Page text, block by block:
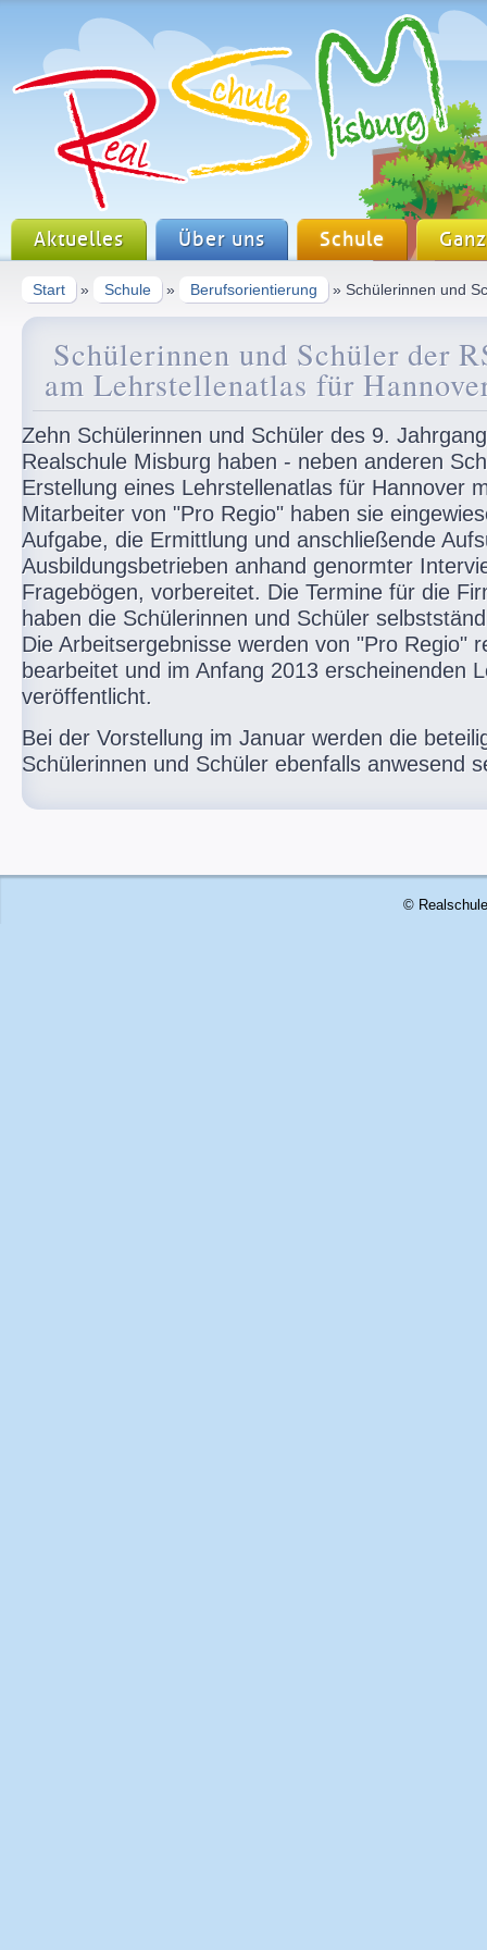
Aktuelles Über uns Schule
Start » Schule » Berufsorientierung » Schülerinnen und
Schülerinnen und Schüler der
am Lehrstellenatlas für
Zehn Schülerinnen und Schüler des 9.
Realschule Misburg haben - neben anderen
Erstellung eines Lehrstellenatlas für Hannover
Mitarbeiter von "Pro Regio" haben sie
Aufgabe, die Ermittlung und anschließende
Ausbildungsbetrieben anhand genormter
Fragebögen, vorbereitet. Die Termine für die
haben die Schülerinnen und Schüler
Die Arbeitsergebnisse werden von "Pro Regio"
bearbeitet und im Anfang 2013 erscheinenden
veröffentlicht.
Bei der Vorstellung im Januar werden die
Schülerinnen und Schüler ebenfalls anwesend
©